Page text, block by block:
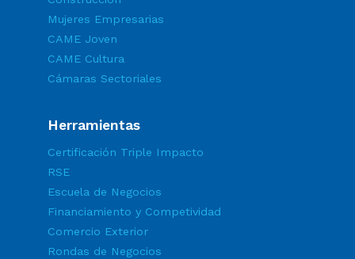
Mujeres Empresarias
CAME Joven
CAME Cultura
Cámaras Sectoriales
Herramientas
Certificación Triple Impacto
RSE
Escuela de Negocios
Financiamiento y Competividad
Comercio Exterior
Rondas de Negocios